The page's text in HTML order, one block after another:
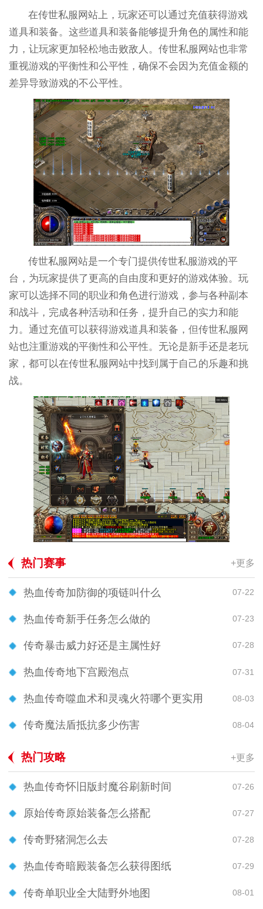
在传世私服网站上，玩家还可以通过充值获得游戏
道具和装备。这些道具和装备能够提升角色的属性和能
力，让玩家更加轻松地击败敌人。传世私服网站也非常
重视游戏的平衡性和公平性，确保不会因为充值金额的
差异导致游戏的不公平性。
传世私服网站是一个专门提供传世私服游戏的平
台，为玩家提供了更高的自由度和更好的游戏体验。玩
家可以选择不同的职业和角色进行游戏，参与各种副本
和战斗，完成各种活动和任务，提升自己的实力和能
力。通过充值可以获得游戏道具和装备，但传世私服网
站也注重游戏的平衡性和公平性。无论是新手还是老玩
家，都可以在传世私服网站中找到属于自己的乐趣和挑
战。
热门赛事 +更多
热血传奇加防御的项链叫什么 07-22
热血传奇新手任务怎么做的 07-23
传奇暴击威力好还是主属性好 07-28
热血传奇地下宫殿泡点 07-31
热血传奇噬血术和灵魂火符哪个更实用 08-03
传奇魔法盾抵抗多少伤害 08-04
热门攻略 +更多
热血传奇怀旧版封魔谷刷新时间 07-26
原始传奇原始装备怎么搭配 07-27
传奇野猪洞怎么去 07-28
热血传奇暗殿装备怎么获得图纸 07-29
传奇单职业全大陆野外地图 08-01